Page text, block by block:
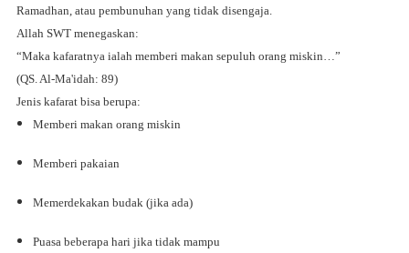
Ramadhan, atau pembunuhan yang tidak disengaja.
Allah SWT menegaskan:
“Maka kafaratnya ialah memberi makan sepuluh orang miskin…”
(QS. Al-Ma'idah: 89)
Jenis kafarat bisa berupa:
Memberi makan orang miskin
Memberi pakaian
Memerdekakan budak (jika ada)
Puasa beberapa hari jika tidak mampu